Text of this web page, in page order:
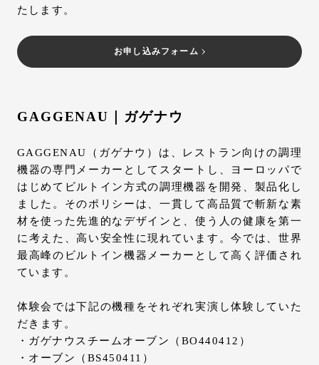
たします。
お申し込みフォーム
GAGGENAU｜ガゲナウ
GAGGENAU（ガゲナウ）は、レストラン向けの調理
機器の専門メーカーとしてスタートし、ヨーロッパで
はじめてビルトイン方式の調理機器を開発、製品化し
ました。そのポリシーは、一貫して高品質で斬新な素
材を使った先進的なデザインと、使う人の健康を第一
に考えた、高い安全性に現れています。今では、世界
最高峰のビルトイン機器メーカーとして高く評価され
ています。
体験会では下記の機種をそれぞれ実演し体験していた
だきます。
・ガゲナウスチームオーブン（BO440412）
・オーブン（BS450411）